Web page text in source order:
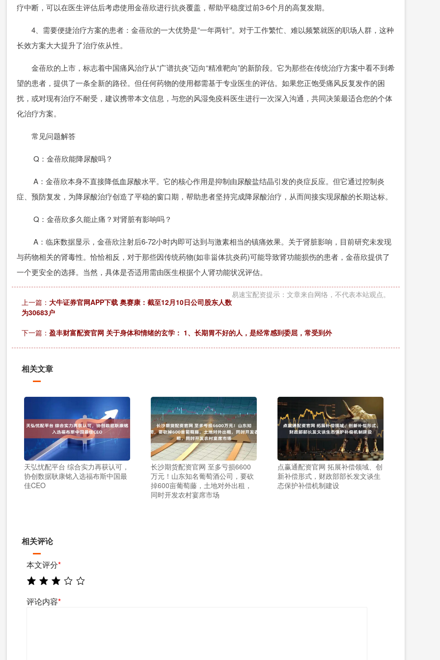
疗中断，可以在医生评估后考虑使用金蓓欣进行抗炎覆盖，帮助平稳度过前3-6个月的高复发期。
4、需要便捷治疗方案的患者：金蓓欣的一大优势是“一年两针”。对于工作繁忙、难以频繁就医的职场人群，这种
长效方案大大提升了治疗依从性。
金蓓欣的上市，标志着中国痛风治疗从“广谱抗炎”迈向“精准靶向”的新阶段。它为那些在传统治疗方案中看不到希
望的患者，提供了一条全新的路径。但任何药物的使用都需基于专业医生的评估。如果您正饱受痛风反复发作的困
扰，或对现有治疗不耐受，建议携带本文信息，与您的风湿免疫科医生进行一次深入沟通，共同决策最适合您的个体
化治疗方案。
常见问题解答
Q：金蓓欣能降尿酸吗？
A：金蓓欣本身不直接降低血尿酸水平。它的核心作用是抑制由尿酸盐结晶引发的炎症反应。但它通过控制炎
症、预防复发，为降尿酸治疗创造了平稳的窗口期，帮助患者坚持完成降尿酸治疗，从而间接实现尿酸的长期达标。
Q：金蓓欣多久能止痛？对肾脏有影响吗？
A：临床数据显示，金蓓欣注射后6-72小时内即可达到与激素相当的镇痛效果。关于肾脏影响，目前研究未发现
与药物相关的肾毒性。恰恰相反，对于那些因传统药物(如非甾体抗炎药)可能导致肾功能损伤的患者，金蓓欣提供了
一个更安全的选择。当然，具体是否适用需由医生根据个人肾功能状况评估。
易速宝配资提示：文章来自网络，不代表本站观点。
上一篇： 大牛证券官网APP下载 奥赛康：截至12月10日公司股东人数
为30683户
下一篇： 盈丰财富配资官网 关于身体和情绪的玄学： 1、长期胃不好的人，是经常感到委屈，常受到外
相关文章
天弘忧配平台 综合实力再获认可，
协创数据耿康铭入选福布斯中国最
佳CEO
长沙期货配资官网 至多亏损6600
万元！山东知名葡萄酒公司，要砍
掉600亩葡萄藤，土地对外出租，
同时开发农村宴席市场
点赢通配资官网 拓展补偿领域、创
新补偿形式，财政部部长发文谈生
态保护补偿机制建设
相关评论
本文评分*
评论内容*